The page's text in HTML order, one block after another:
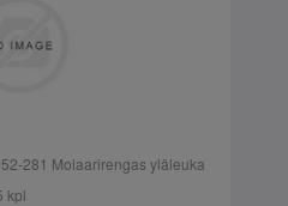
281 Molaarirengas yläleuka
kpl